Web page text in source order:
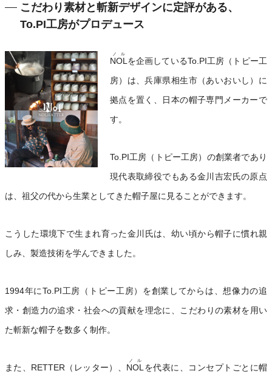
こだわり素材と斬新デザインに定評がある、
To.PI工房がプロデュース
NOL
ノル
を企画しているTo.PI工房（トピー工
房）は、兵庫県相生市（あいおいし）に
拠点を置く、日本の帽子専門メーカーで
す。
To.PI工房（トピー工房）の創業者であり
現代表取締役でもある金川吉宏氏の原点
は、祖父の代から生業としてきた帽子屋に見ることができます。
こうした環境下で生まれ育った金川氏は、幼い頃から帽子に慣れ親
しみ、製造技術を学んできました。
1994年にTo.PI工房（トピー工房）を創業してからは、想像力の追
求・創造力の追求・社会への貢献を理念に、こだわりの素材を用い
た斬新な帽子を数多く制作。
また、RETTER（レッター）、 NOL
ノル
を代表に、コンセプトごとに帽